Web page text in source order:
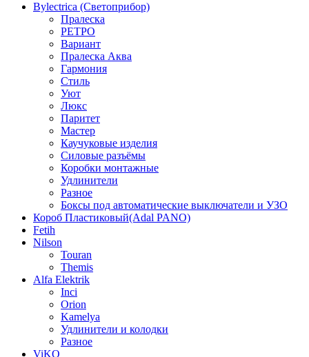
Bylectrica (Светоприбор)
Пралеска
РЕТРО
Вариант
Пралеска Аква
Гармония
Стиль
Уют
Люкс
Паритет
Мастер
Каучуковые изделия
Силовые разъёмы
Коробки монтажные
Удлинители
Разное
Боксы под автоматические выключатели и УЗО
Короб Пластиковый(Adal PANO)
Fetih
Nilson
Touran
Themis
Alfa Elektrik
Inci
Orion
Kamelya
Удлинители и колодки
Разное
ViKO